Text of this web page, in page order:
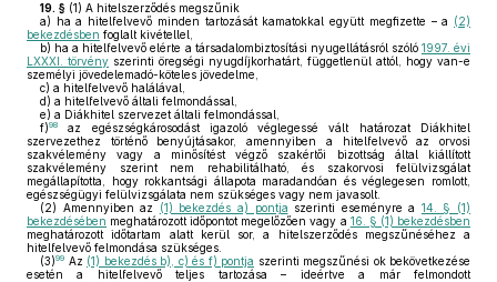
19. § (1) A hitelszerződés megszűnik
a) ha a hitelfelvevő minden tartozását kamatokkal együtt megfizette – a (2)
bekezdésben foglalt kivétellel,
b) ha a hitelfelvevő elérte a társadalombiztosítási nyugellátásról szóló 1997. évi
LXXXI. törvény szerinti öregségi nyugdíjkorhatárt, függetlenül attól, hogy van-e
személyi jövedelemadó-köteles jövedelme,
c) a hitelfelvevő halálával,
d) a hitelfelvevő általi felmondással,
e) a Diákhitel szervezet általi felmondással,
f)98
az egészségkárosodást igazoló véglegessé vált határozat Diákhitel
szervezethez történő benyújtásakor, amennyiben a hitelfelvevő az orvosi
szakvélemény vagy a minősítést végző szakértői bizottság által kiállított
szakvélemény szerint nem rehabilitálható, és szakorvosi felülvizsgálat
megállapította, hogy rokkantsági állapota maradandóan és véglegesen romlott,
egészségügyi felülvizsgálata nem szükséges vagy nem javasolt.
(2) Amennyiben az (1) bekezdés a) pontja szerinti eseményre a 14. § (1)
bekezdésében meghatározott időpontot megelőzően vagy a 16. § (1) bekezdésben
meghatározott időtartam alatt kerül sor, a hitelszerződés megszűnéséhez a
hitelfelvevő felmondása szükséges.
(3)99 Az (1) bekezdés b), c) és f) pontja szerinti megszűnési ok bekövetkezése
esetén a hitelfelvevő teljes tartozása – ideértve a már felmondott